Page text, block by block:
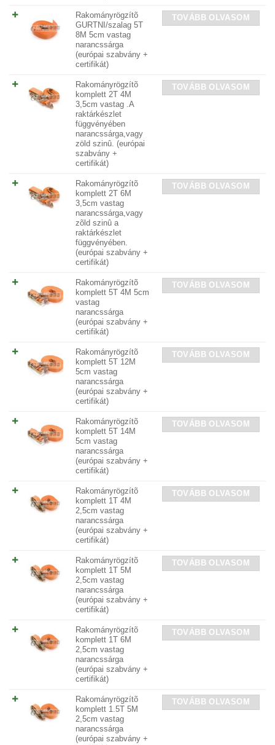
Rakományrögzítõ
GURTNI/szalag 5T
8M 5cm vastag
narancssárga
(európai szabvány +
certifikát)
TOVÁBB OLVASOM
Rakományrögzítõ
komplett 2T 4M
3,5cm vastag .A
raktárkészlet
függvényében
narancssárga,vagy
zöld szinû. (európai
szabvány +
certifikát)
TOVÁBB OLVASOM
Rakományrögzítõ
komplett 2T 6M
3,5cm vastag
narancssárga,vagy
zõld szinû a
raktárkészlet
függvényében.
(európai szabvány +
certifikát)
TOVÁBB OLVASOM
Rakományrögzítõ
komplett 5T 4M 5cm
vastag
narancssárga
(európai szabvány +
certifikát)
TOVÁBB OLVASOM
Rakományrögzítõ
komplett 5T 12M
5cm vastag
narancssárga
(európai szabvány +
certifikát)
TOVÁBB OLVASOM
Rakományrögzítõ
komplett 5T 14M
5cm vastag
narancssárga
(európai szabvány +
certifikát)
TOVÁBB OLVASOM
Rakományrögzítõ
komplett 1T 4M
2,5cm vastag
narancssárga
(európai szabvány +
certifikát)
TOVÁBB OLVASOM
Rakományrögzítõ
komplett 1T 5M
2,5cm vastag
narancssárga
(európai szabvány +
certifikát)
TOVÁBB OLVASOM
Rakományrögzítõ
komplett 1T 6M
2,5cm vastag
narancssárga
(európai szabvány +
certifikát)
TOVÁBB OLVASOM
Rakományrögzítõ
komplett 1.5T 5M
2,5cm vastag
narancssárga
(európai szabvány +
TOVÁBB OLVASOM